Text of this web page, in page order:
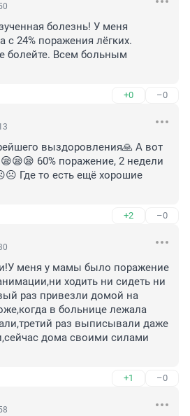
болезнь! У меня
с 24% поражения лёгких.
болейте. Всем больным
+0 –0
выздоровления🙏 А вот
60% поражение, 2 недели
Где то есть ещё хорошие
+2 –0
меня у мамы было поражение
ходить ни сидеть ни
раз привезли домой на
в больнице лежала
раз выписывали даже
дома своими силами
+1 –0